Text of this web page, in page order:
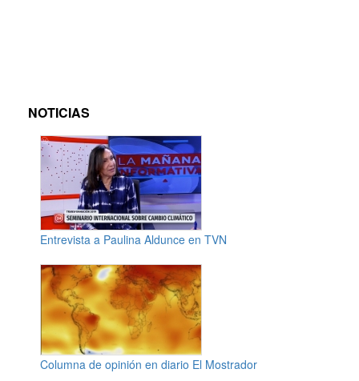
NOTICIAS
Entrevista a Paulina Aldunce en TVN
Columna de opinión en diario El Mostrador